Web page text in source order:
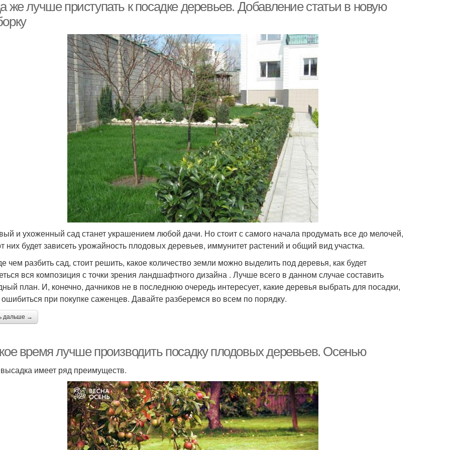
же лучше приступать к посадке деревьев. Добавление статьи в новую
и ухоженный сад станет украшением любой дачи. Но стоит с самого начала продумать все до мелочей,
них будет зависеть урожайность плодовых деревьев, иммунитет растений и общий вид участка.
чем разбить сад, стоит решить, какое количество земли можно выделить под деревья, как будет
вся композиция с точки зрения ландшафтного дизайна . Лучше всего в данном случае составить
план. И, конечно, дачников не в последнюю очередь интересует, какие деревья выбрать для посадки,
ошибиться при покупке саженцев. Давайте разберемся во всем по порядку.
дальше →
время лучше производить посадку плодовых деревьев. Осенью
имеет ряд преимуществ.